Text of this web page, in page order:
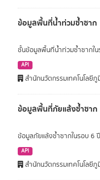
ข้อมูลพื้นที่น้ำท่วมซ้ำซาก
ชั้นข้อมูลพื้นที่น้ำท่วมซ้ำซากใ
API
สำนักนวัตกรรมเทคโนโลยีภู
ข้อมูลพื้นที่ภัยแล้งซ้ำซาก
ข้อมูลภัยแล้งซ้ำซากในรอบ 6
API
สำนักนวัตกรรมเทคโนโลยีภู